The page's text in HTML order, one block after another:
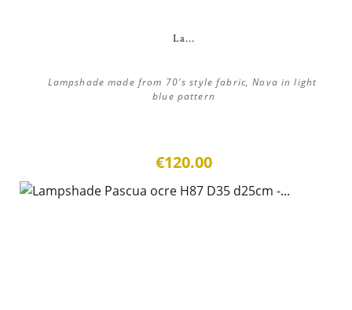
La...
Lampshade made from 70's style fabric, Nova in light
blue pattern
€120.00